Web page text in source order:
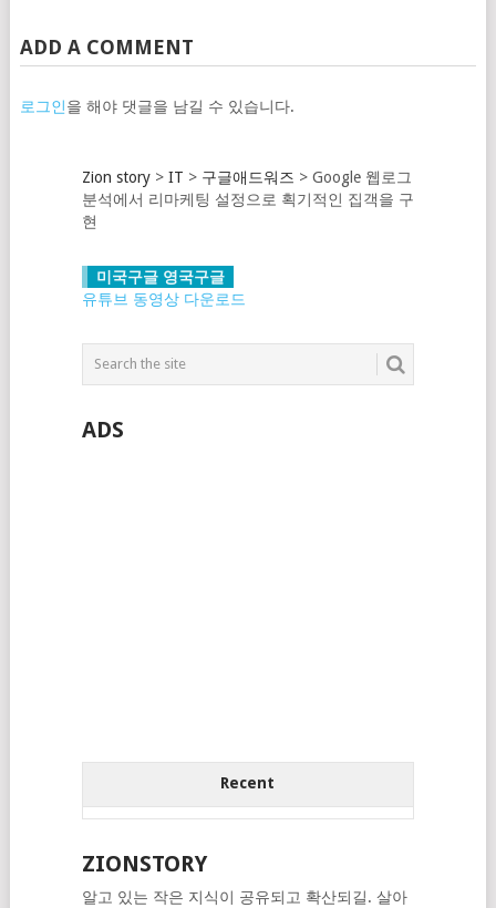
ADD A COMMENT
로그인을 해야 댓글을 남길 수 있습니다.
Zion story> IT > 구글애드워즈 > Google 웹로그
분석에서 리마케팅 설정으로 획기적인 집객을 구
현
미국구글 영국구글
유튜브 동영상 다운로드
ADS
Recent
ZIONSTORY
알고 있는 작은 지식이 공유되고 확산되길. 살아